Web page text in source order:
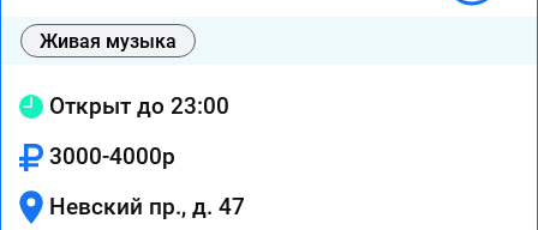
Живая музыка
Открыт до 23:00
3000-4000р
Невский пр., д. 47